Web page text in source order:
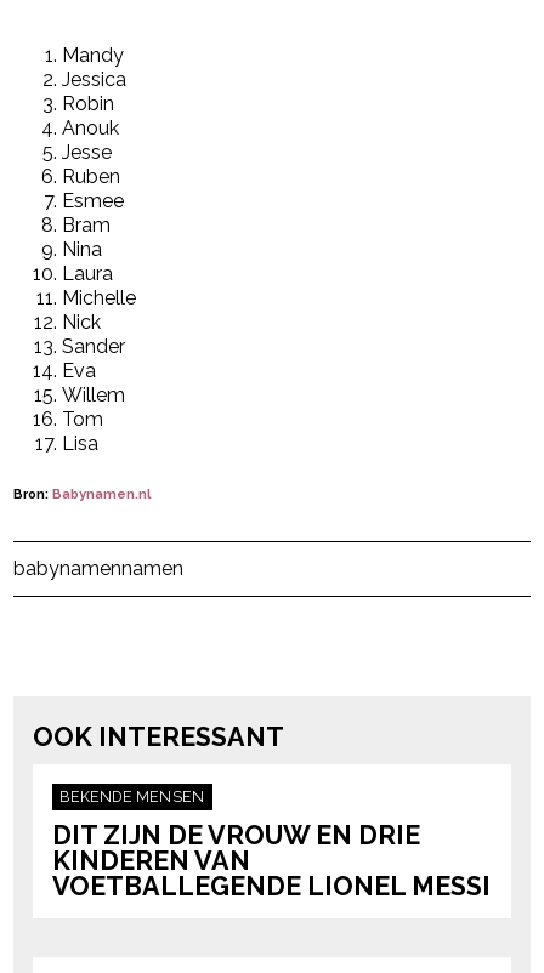
Mandy
Jessica
Robin
Anouk
Jesse
Ruben
Esmee
Bram
Nina
Laura
Michelle
Nick
Sander
Eva
Willem
Tom
Lisa
Bron: Babynamen.nl
Post Views: 1.436
babynamennamen
OOK INTERESSANT
BEKENDE MENSEN
DIT ZIJN DE VROUW EN DRIE
KINDEREN VAN
VOETBALLEGENDE LIONEL MESSI